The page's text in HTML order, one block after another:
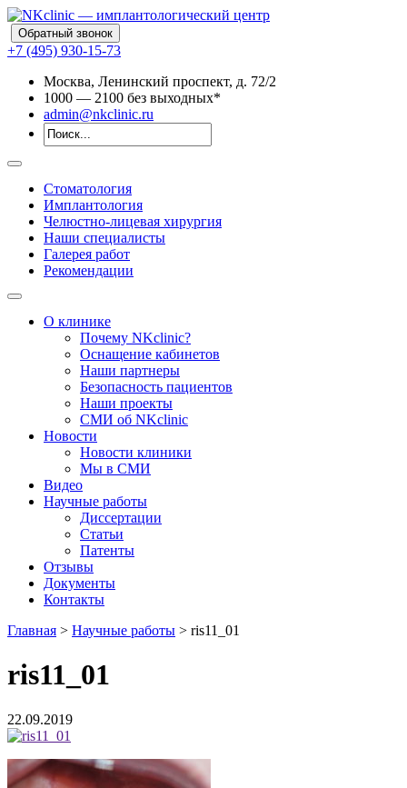
Обратный звонок
+7 (495) 930-15-73
Москва, Ленинский проспект, д. 72/2
1000 — 2100 без выходных*
admin@nkclinic.ru
Стоматология
Имплантология
Челюстно-лицевая хирургия
Наши специалисты
Галерея работ
Рекомендации
О клинике
Почему NKclinic?
Оснащение кабинетов
Наши партнеры
Безопасность пациентов
Наши проекты
СМИ об NKclinic
Новости
Новости клиники
Мы в СМИ
Видео
Научные работы
Диссертации
Статьи
Патенты
Отзывы
Документы
Контакты
Главная > Научные работы > ris11_01
ris11_01
22.09.2019